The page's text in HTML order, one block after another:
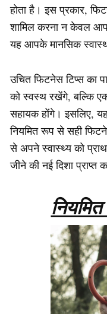
होता है। इस प्रकार,
शामिल करना न केवल
यह आपके मानसिक
उचित फिटनेस टिप्स
को स्वस्थ रखेंगे, बल्कि
सहायक होंगे। इसलिए,
नियमित रूप से सही
से अपने स्वास्थ्य को
जीने की नई दिशा